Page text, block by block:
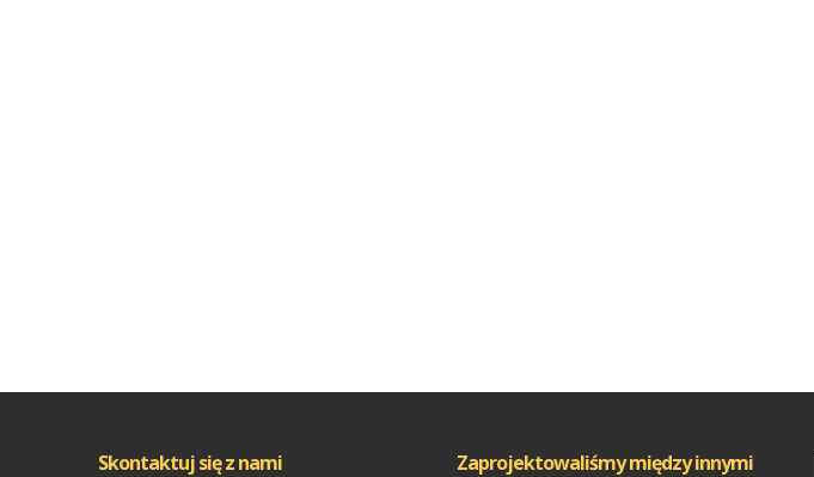
Skontaktuj się z nami Zaprojektowaliśmy między innymi